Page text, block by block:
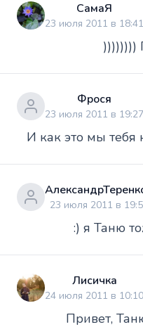
СамаЯ
23 июля 2011 в 18:41
))))))))
Фрося
23 июля 2011 в 19:27
И как это мы тебя
23 июля 2011 в
:) я Таню
Лисичка
24 июля 2011 в 10:10
Привет,